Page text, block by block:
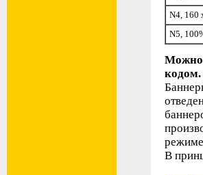
N4, 160
N5,
Можно
кодом.
В